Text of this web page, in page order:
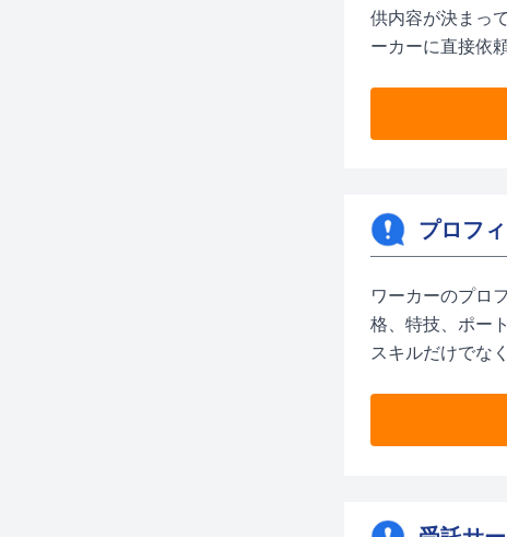
供内容が決まっ
ーカーに直接依
プロフ
ワーカーのプロ
格、特技、ポー
スキルだけでな